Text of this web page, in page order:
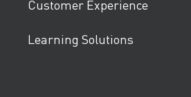
Customer Experience
Learning Solutions